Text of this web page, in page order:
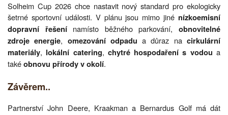
Solheim Cup 2026 chce nastavit nový standard pro ekologicky
šetrné sportovní události. V plánu jsou mimo jiné nízkoemisní
dopravní řešenínamísto běžného parkování,obnovitelné
zdroje energie, omezování odpadu a důraz nacirkulární
materiály, lokální catering, chytré hospodaření s vodou a
takéobnovu přírody v okolí.
Závěrem..
Partnerství John Deere, Kraakman a Bernardus Golf má dát